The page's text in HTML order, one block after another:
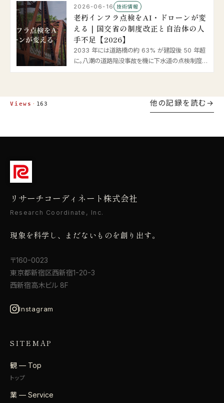
「フィジカル AI」の最新動向を整理します。
2026-06-16 技術情報
老朽インフラ点検をAI・ドローンが変
える｜国交省の制度改正と自治体の人
手不足【2026】
2033 年には道路橋の約 63% が建設後 50 年超
に。八潮の道路陥没事故を機に下水道の点検制度も
Views · 163 他の記録を読む
リサーチコーディネート株式会社
Research Coordinate, Inc.
現象を科学し、まだないものを創り出す。
〒160-0023
東京都新宿区西新宿1-20-3
西新宿高木ビル 8F
Instagram
SITEMAP
観 — Top
トップ
業 — Service